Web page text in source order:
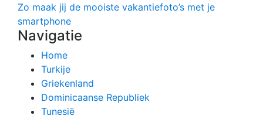
Zo maak jij de mooiste vakantiefoto’s met je
smartphone
Navigatie
Home
Turkije
Griekenland
Dominicaanse Republiek
Tunesië